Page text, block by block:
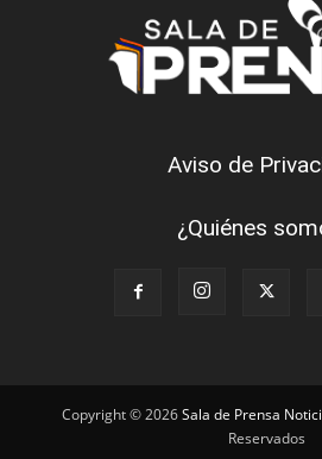
Aviso de
¿Quiénes
Copyright © 2026Sala de Prensa
Reservados